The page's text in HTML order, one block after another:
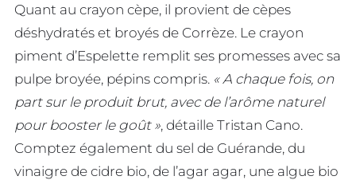
Quant au crayon cèpe, il provient de cèpes
déshydratés et broyés de Corrèze. Le crayon
piment d’Espelette remplit ses promesses avec sa
pulpe broyée, pépins compris. « A chaque fois, on
part sur le produit brut, avec de l’arôme naturel
pour booster le goût », détaille Tristan Cano.
Comptez également du sel de Guérande, du
vinaigre de cidre bio, de l’agar agar, une algue bio